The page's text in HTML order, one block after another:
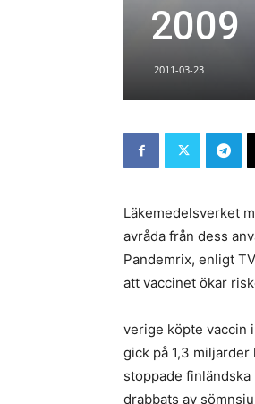
2009
2011-03-23
Läkemedelsverket
avråda från dess
Pandemrix, enligt
att vaccinet ökar
verige köpte vaccin
gick på 1,3
stoppade
drabbats av